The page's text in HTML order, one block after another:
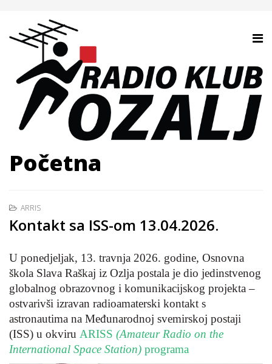
Početna
ARRIS
Kontakt sa ISS-om 13.04.2026.
U ponedjeljak, 13. travnja 2026. godine, Osnovna
škola Slava Raškaj iz Ozlja postala je dio jedinstvenog
globalnog obrazovnog i komunikacijskog projekta –
ostvarivši izravan radioamaterski kontakt s
astronautima na Međunarodnoj svemirskoj postaji
(ISS) u okviru ARISS (Amateur Radio on the
International Space Station) programa